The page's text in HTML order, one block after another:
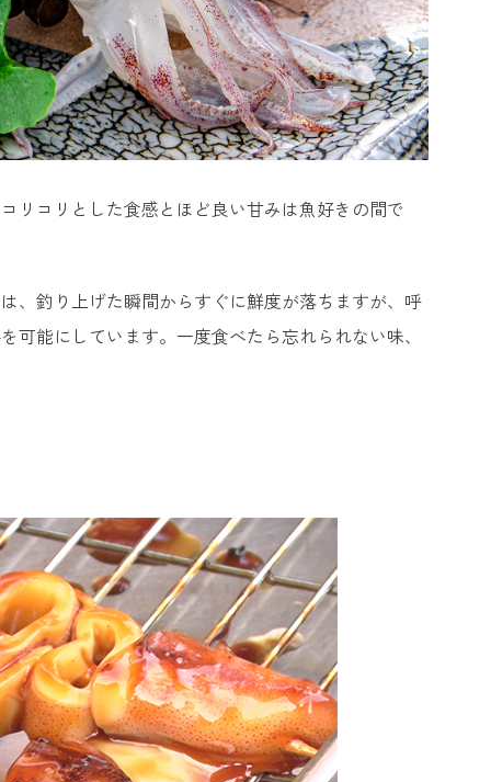
リコリとした食感とほど良い甘みは魚好きの間で
、釣り上げた瞬間からすぐに鮮度が落ちますが、呼
能にしています。一度食べたら忘れられない味、